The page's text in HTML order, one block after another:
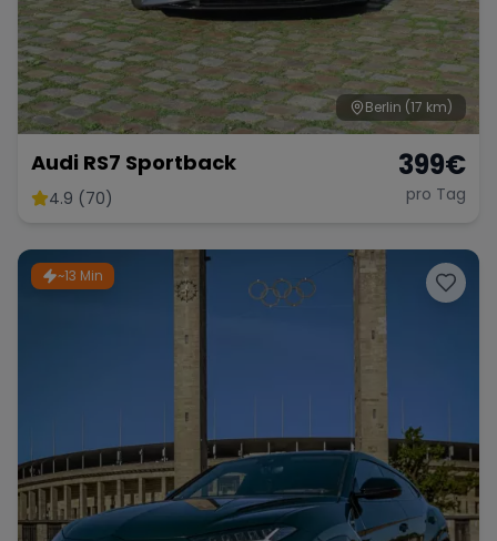
Berlin (17 km)
Audi RS7 Sportback
4.9 (70)
399€
pro Tag
~13 Min